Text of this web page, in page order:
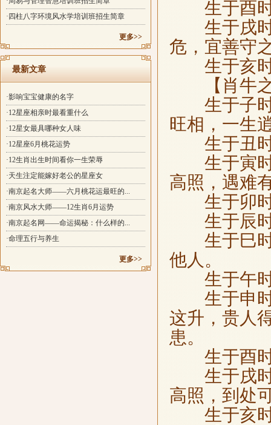
·四柱八字环境风水学培训班招生简章
更多>>
最新文章
·影响宝宝健康的名字
·12星座相亲时最看重什么
·12星女最具哪种女人味
·12星座6月桃花运势
·12生肖出生时间看你一生荣辱
·天生注定能嫁好老公的星座女
·南京起名大师——六月桃花运最旺的...
·南京风水大师——12生肖6月运势
·南京起名网——命运揭秘：什么样的...
·命理五行与养生
更多>>
生于酉时
生于戌时
危，宜善守
生于亥时
【肖牛之
生于子时
旺相，一生
生于丑时
生于寅时
高照，遇难
生于卯时
生于辰时
生于巳时
他人。
生于午时
生于申时
这升，贵人
患。
生于酉时
生于戌时
高照，到处
生于亥时